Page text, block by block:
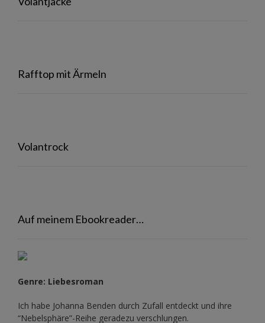
Rafftop mit Ärmeln
Volantrock
Auf meinem Ebookreader…
Genre: Liebesroman
Ich habe Johanna Benden durch Zufall entdeckt und ihre
“Nebelsphäre”-Reihe geradezu verschlungen.